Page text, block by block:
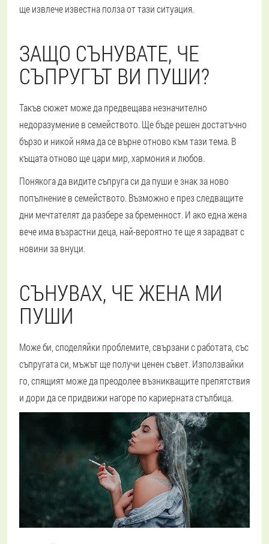
ще извлече известна полза от тази ситуация.
ЗАЩО СЪНУВАТЕ, ЧЕ
СЪПРУГЪТ ВИ ПУШИ?
Такъв сюжет може да предвещава незначително
недоразумение в семейството. Ще бъде решен достатъчно
бързо и никой няма да се върне отново към тази тема. В
къщата отново ще цари мир, хармония и любов.
Понякога да видите съпруга си да пуши е знак за ново
попълнение в семейството. Възможно е през следващите
дни мечтателят да разбере за бременност. И ако една жена
вече има възрастни деца, най-вероятно те ще я зарадват с
новини за внуци.
СЪНУВАХ, ЧЕ ЖЕНА МИ
ПУШИ
Може би, споделяйки проблемите, свързани с работата, със
съпругата си, мъжът ще получи ценен съвет. Използвайки
го, спящият може да преодолее възникващите препятствия
и дори да се придвижи нагоре по кариерната стълбица.